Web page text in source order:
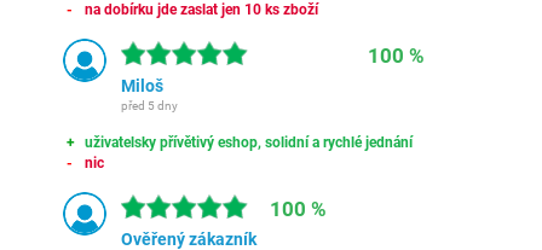
na dobírku jde zaslat jen 10 ks zboží
100 %
Miloš
před 5 dny
uživatelsky přívětivý eshop, solidní a rychlé jednání
nic
100 %
Ověřený zákazník